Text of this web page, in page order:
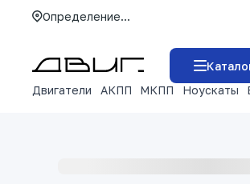
Определение...
Двигатели
АКПП МКПП Ноускаты